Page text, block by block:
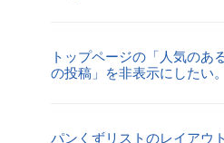
トップページの「人気のあ
の投稿」を非表示にしたい。
パンくずリストのレイアウ